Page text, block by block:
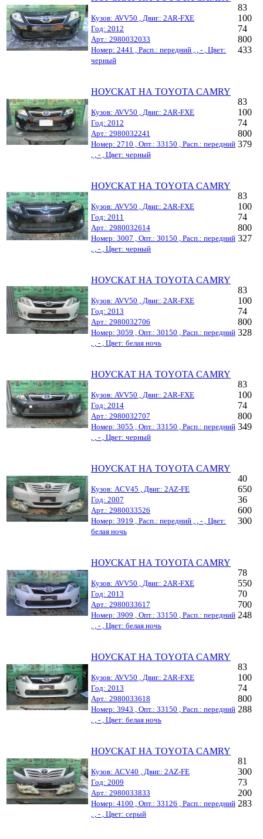
Кузов: AVV50 , Двиг.: 2AR-FXE
Год: 2012
Арт.: 2980032033
Номер: 2441 , Расп.: передний , , - , Цвет:
черный
83
100
74
800
433
НОУСКАТ НА TOYOTA CAMRY
Кузов: AVV50 , Двиг.: 2AR-FXE
Год: 2012
Арт.: 2980032241
Номер: 2710 , Опт.: 33150 , Расп.: передний
, , - , Цвет: черный
83
100
74
800
379
НОУСКАТ НА TOYOTA CAMRY
Кузов: AVV50 , Двиг.: 2AR-FXE
Год: 2011
Арт.: 2980032614
Номер: 3007 , Опт.: 30150 , Расп.: передний
, , - , Цвет: черный
83
100
74
800
327
НОУСКАТ НА TOYOTA CAMRY
Кузов: AVV50 , Двиг.: 2AR-FXE
Год: 2013
Арт.: 2980032706
Номер: 3059 , Опт.: 30150 , Расп.: передний
, , - , Цвет: белая ночь
83
100
74
800
328
НОУСКАТ НА TOYOTA CAMRY
Кузов: AVV50 , Двиг.: 2AR-FXE
Год: 2014
Арт.: 2980032707
Номер: 3055 , Опт.: 33150 , Расп.: передний
, , - , Цвет: черный
83
100
74
800
349
НОУСКАТ НА TOYOTA CAMRY
Кузов: ACV45 , Двиг.: 2AZ-FE
Год: 2007
Арт.: 2980033526
Номер: 3919 , Расп.: передний , , - , Цвет:
белая ночь
40
650
36
600
300
НОУСКАТ НА TOYOTA CAMRY
Кузов: AVV50 , Двиг.: 2AR-FXE
Год: 2013
Арт.: 2980033617
Номер: 3909 , Опт.: 33150 , Расп.: передний
, , - , Цвет: белая ночь
78
550
70
700
248
НОУСКАТ НА TOYOTA CAMRY
Кузов: AVV50 , Двиг.: 2AR-FXE
Год: 2013
Арт.: 2980033618
Номер: 3943 , Опт.: 33150 , Расп.: передний
, , - , Цвет: белая ночь
83
100
74
800
288
НОУСКАТ НА TOYOTA CAMRY
Кузов: ACV40 , Двиг.: 2AZ-FE
Год: 2009
Арт.: 2980033833
Номер: 4100 , Опт.: 33126 , Расп.: передний
, , - , Цвет: серый
81
300
73
200
283